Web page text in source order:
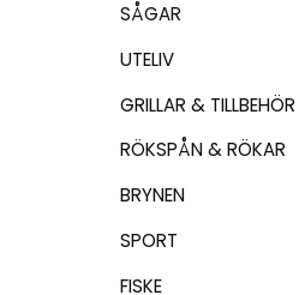
SÅGAR
UTELIV
GRILLAR & TILLBEHÖR
RÖKSPÅN & RÖKAR
BRYNEN
SPORT
FISKE